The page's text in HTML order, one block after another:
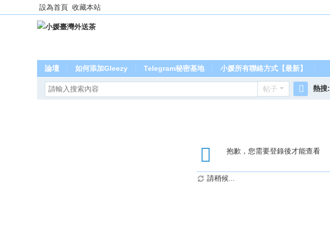
設為首頁 收藏本站
論壇 如何添加Gleezy Telegram秘密基地 小媛所有聯絡方式【最新】
帖子 熱搜:
抱歉，您需要登錄後才能查看
請稍候...